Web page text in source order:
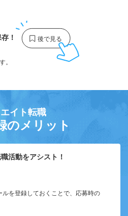
！
。
イト転職
のメリット
活動をアシスト！
ルを登録しておくことで、応募時の